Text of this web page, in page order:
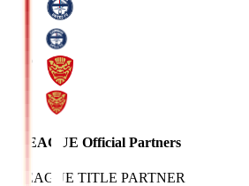
J.LEAGUE Official Partners
J.LEAGUE TITLE PARTNER